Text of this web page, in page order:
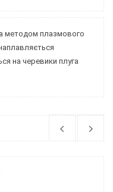
методом плазмового
на черевики плуга